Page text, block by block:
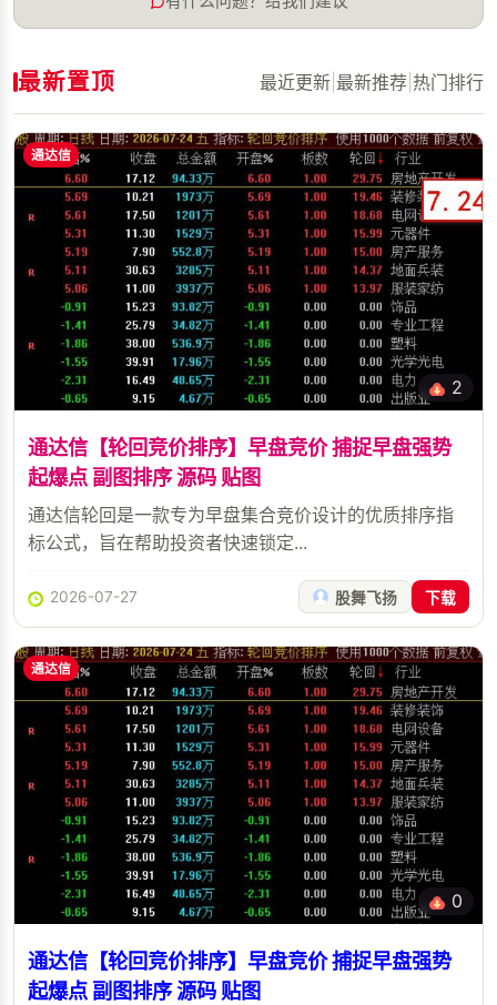
最新置顶 最近更新 最新推荐 热门排行
通达信
2
通达信【轮回竞价排序】早盘竞价 捕捉早盘强势
起爆点 副图排序 源码 贴图
通达信轮回是一款专为早盘集合竞价设计的优质排序指
标公式，旨在帮助投资者快速锁定...
2026-07-27 股舞飞扬 下载
通达信
0
通达信【轮回竞价排序】早盘竞价 捕捉早盘强势
起爆点 副图排序 源码 贴图